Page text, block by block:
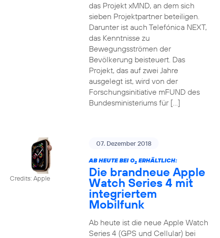
das Projekt xMND, an dem sich
sieben Projektpartner beteiligen.
Darunter ist auch Telefónica NEXT,
das Kenntnisse zu
Bewegungsströmen der
Bevölkerung beisteuert. Das
Projekt, das auf zwei Jahre
ausgelegt ist, wird von der
Forschungsinitiative mFUND des
Bundesministeriums für […]
Credits: Apple
07. Dezember 2018
AB HEUTE BEI O2ERHÄLTLICH:
Die brandneue Apple
Watch Series 4 mit
integriertem
Mobilfunk
Ab heute ist die neue Apple Watch
Series 4 (GPS und Cellular) bei